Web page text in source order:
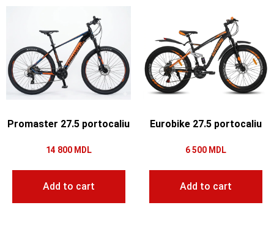
Promaster 27.5 portocaliu
14 800 MDL
Add to cart
Eurobike 27.5 portocaliu
6 500 MDL
Add to cart